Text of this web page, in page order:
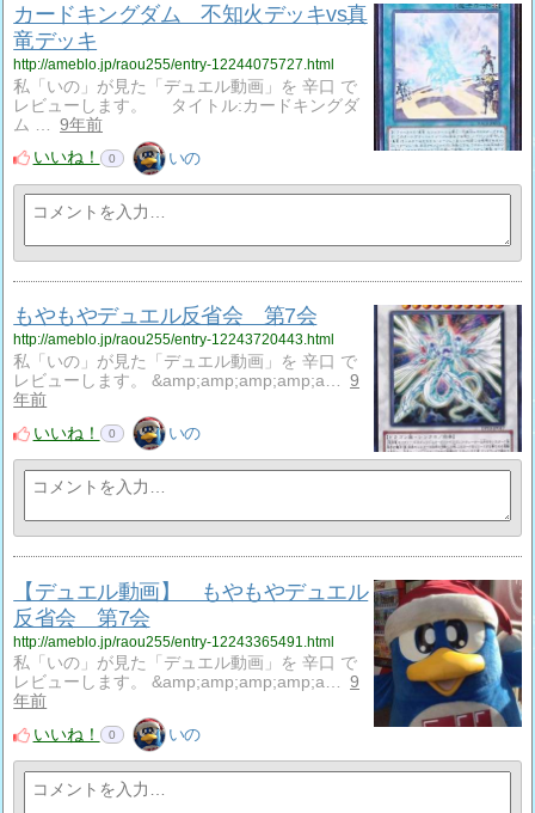
カードキングダム 不知火デッキvs真
竜デッキ
http://ameblo.jp/raou255/entry-12244075727.html
私「いの」が見た「デュエル動画」を 辛口 で
レビューします。 タイトル:カードキングダ
ム …
9年前
いいね！
0 いの
もやもやデュエル反省会 第7会
http://ameblo.jp/raou255/entry-12243720443.html
私「いの」が見た「デュエル動画」を 辛口 で
レビューします。 &amp;amp;amp;amp;a…
9
年前
いいね！
0 いの
【デュエル動画】 もやもやデュエル
反省会 第7会
http://ameblo.jp/raou255/entry-12243365491.html
私「いの」が見た「デュエル動画」を 辛口 で
レビューします。 &amp;amp;amp;amp;a…
9
年前
いいね！
0 いの